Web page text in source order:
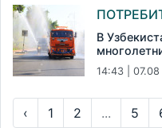
В
14:43 | 07.08
‹ 1 2 ... 5